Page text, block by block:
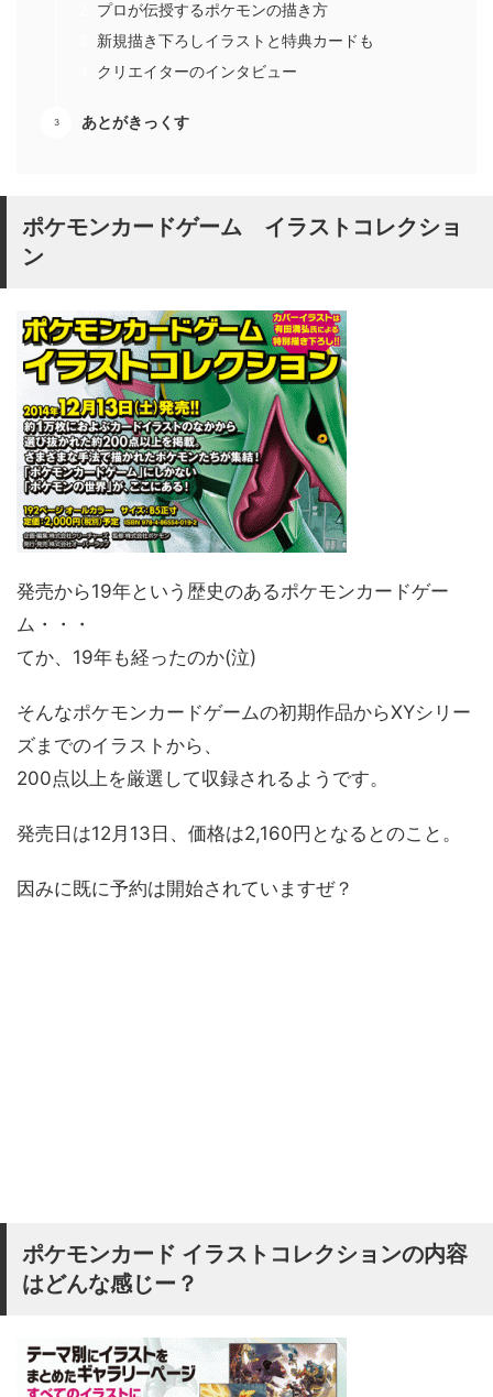
プロが伝授するポケモンの描き方
新規描き下ろしイラストと特典カードも
クリエイターのインタビュー
あとがきっくす
ポケモンカードゲーム イラストコレクショ
ン
発売から19年という歴史のあるポケモンカードゲー
ム・・・
てか、19年も経ったのか(泣)
そんなポケモンカードゲームの初期作品からXYシリー
ズまでのイラストから、
200点以上を厳選して収録されるようです。
発売日は12月13日、価格は2,160円となるとのこと。
因みに既に予約は開始されていますぜ？
ポケモンカード イラストコレクションの内容
はどんな感じー？